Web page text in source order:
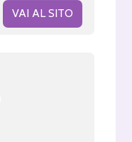
VAI AL SITO